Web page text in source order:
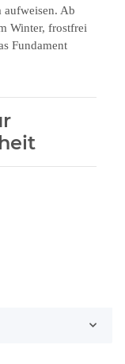
aufweisen. Ab
Winter, frostfrei
Fundament